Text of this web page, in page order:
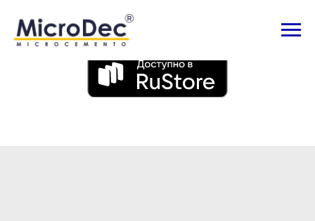
Приложение для Android: